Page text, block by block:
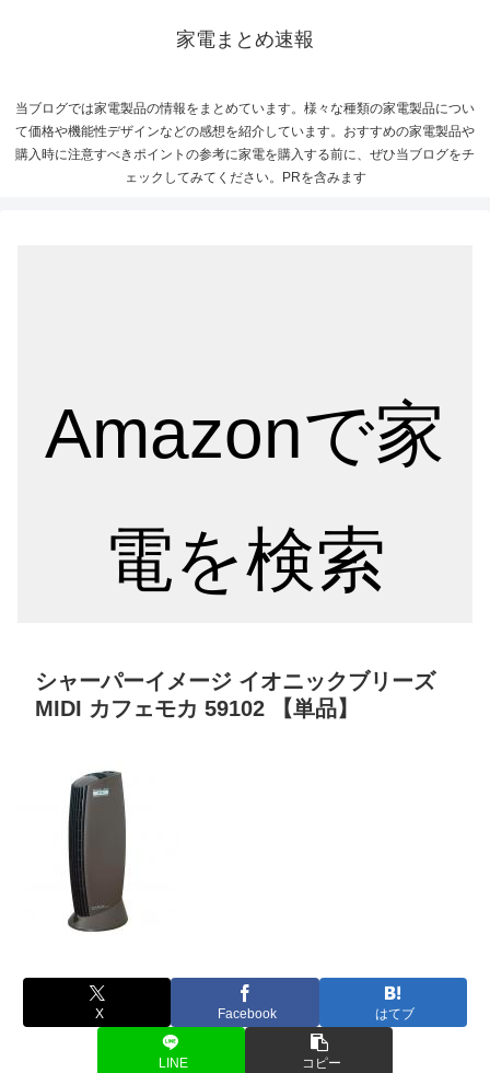
家電まとめ速報
当ブログでは家電製品の情報をまとめています。様々な種類の家電製品につい
て価格や機能性デザインなどの感想を紹介しています。おすすめの家電製品や
購入時に注意すべきポイントの参考に家電を購入する前に、ぜひ当ブログをチ
ェックしてみてください。PRを含みます
Amazonで家
電を検索
シャーパーイメージ イオニックブリーズ
MIDI カフェモカ 59102 【単品】
X Facebook はてブ
LINE コピー